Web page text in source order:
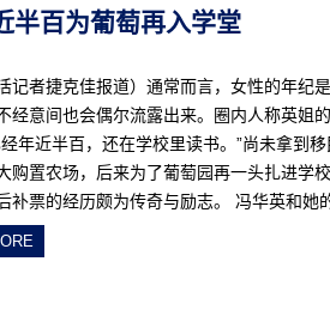
半百为葡萄再入学堂
记者捷克佳报道）通常而言，女性的年纪
经意间也会偶尔流露出来。圈内人称英姐
年近半百，还在学校里读书。”尚未拿到
购置农场，后来为了葡萄园再一头扎进学
补票的经历颇为传奇与励志。 冯华英和她